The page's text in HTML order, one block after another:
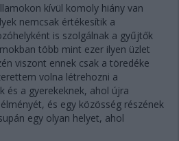
kívül komoly hiány van
nemcsak értékesítik a
is szolgálnak a gyűjtők
több mint ezer ilyen üzlet
viszont ennek csak a töredéke
volna létrehozni a
és a gyerekeknek, ahol újra
és egy közösség részének
egy olyan helyet, ahol